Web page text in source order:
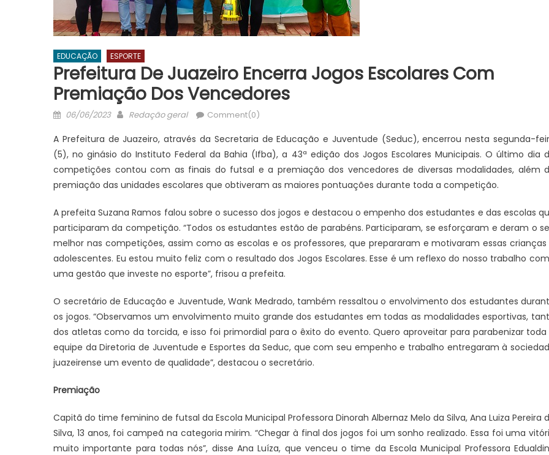
EDUCAÇÃO ESPORTE
Prefeitura De Juazeiro Encerra Jogos Escolares Com
Premiação Dos Vencedores
Posted
06/06/2023 Author
Redação geral Comment(0)
A Prefeitura de Juazeiro, através da Secretaria de Educação e Juventude (Seduc), encerrou nesta segunda-
(5), no ginásio do Instituto Federal da Bahia (Ifba), a 43ª edição dos Jogos Escolares Municipais. O último dia
competições contou com as finais do futsal e a premiação dos vencedores de diversas modalidades, além
premiação das unidades escolares que obtiveram as maiores pontuações durante toda a competição.
A prefeita Suzana Ramos falou sobre o sucesso dos jogos e destacou o empenho dos estudantes e das escolas
participaram da competição. “Todos os estudantes estão de parabéns. Participaram, se esforçaram e deram o
melhor nas competições, assim como as escolas e os professores, que prepararam e motivaram essas crianças
adolescentes. Eu estou muito feliz com o resultado dos Jogos Escolares. Esse é um reflexo do nosso trabalho
uma gestão que investe no esporte”, frisou a prefeita.
O secretário de Educação e Juventude, Wank Medrado, também ressaltou o envolvimento dos estudantes
os jogos. “Observamos um envolvimento muito grande dos estudantes em todas as modalidades esportivas,
dos atletas como da torcida, e isso foi primordial para o êxito do evento. Quero aproveitar para parabenizar toda
equipe da Diretoria de Juventude e Esportes da Seduc, que com seu empenho e trabalho entregaram à
juazeirense um evento de qualidade”, destacou o secretário.
Premiação
Capitã do time feminino de futsal da Escola Municipal Professora Dinorah Albernaz Melo da Silva, Ana Luiza Pereira
Silva, 13 anos, foi campeã na categoria mirim. “Chegar à final dos jogos foi um sonho realizado. Essa foi uma
muito importante para todas nós”, disse Ana Luíza, que venceu o time da Escola Municipal Professora
JUAZEIRO JUAZEIRO